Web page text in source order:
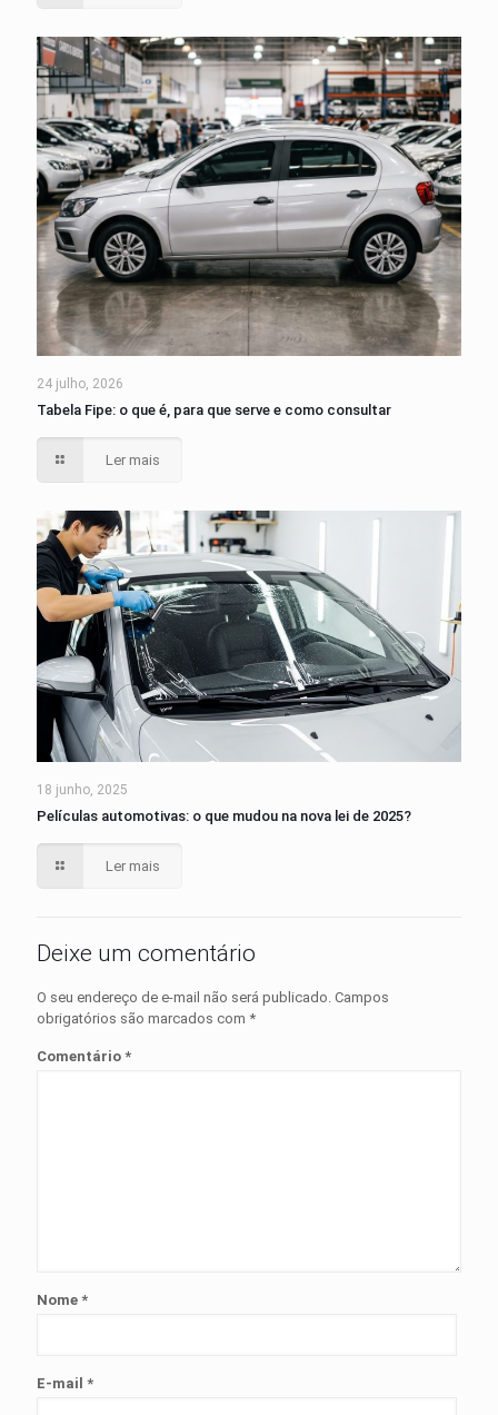
24 julho, 2026
Tabela Fipe: o que é, para que serve e como consultar
Ler mais
18 junho, 2025
Películas automotivas: o que mudou na nova lei de 2025?
Ler mais
Deixe um comentário
O seu endereço de e-mail não será publicado. Campos
obrigatórios são marcados com *
Comentário *
Nome *
E-mail *